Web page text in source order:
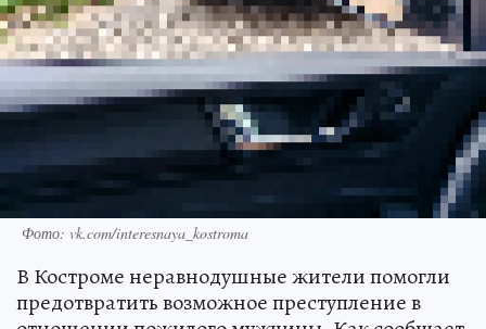
Фото: vk.com/interesnaya_kostroma
В Костроме неравнодушные жители помогли
предотвратить возможное преступление в